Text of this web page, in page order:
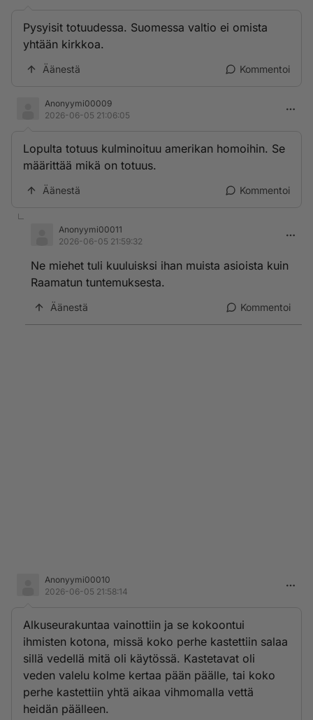
Pysyisit totuudessa. Suomessa valtio ei omista
yhtään kirkkoa.
Äänestä Kommentoi
Anonyymi00009
2026-06-05 21:06:05
Lopulta totuus kulminoituu amerikan homoihin. Se
määrittää mikä on totuus.
Äänestä Kommentoi
Anonyymi00011
2026-06-05 21:59:32
Ne miehet tuli kuuluisksi ihan muista asioista kuin
Raamatun tuntemuksesta.
Äänestä Kommentoi
Anonyymi00010
2026-06-05 21:58:14
Alkuseurakuntaa vainottiin ja se kokoontui
ihmisten kotona, missä koko perhe kastettiin salaa
sillä vedellä mitä oli käytössä. Kastetavat oli
veden valelu kolme kertaa pään päälle, tai koko
perhe kastettiin yhtä aikaa vihmomalla vettä
heidän päälleen.